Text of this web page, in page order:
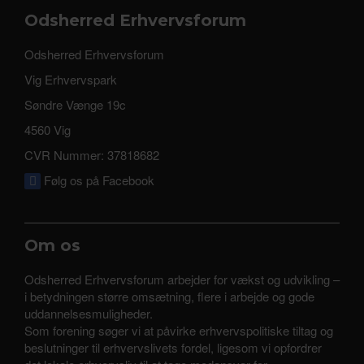
Odsherred Erhvervsforum
Odsherred Erhvervsforum
Vig Erhvervspark
Søndre Vænge 19c
4560 Vig
CVR Nummer: 37818682
Følg os på Facebook
Om os
Odsherred Erhvervsforum arbejder for vækst og udvikling –
i betydningen større omsætning, flere i arbejde og gode
uddannelsesmuligheder.
Som forening søger vi at påvirke erhvervspolitiske tiltag og
beslutninger til erhvervslivets fordel, ligesom vi opfordrer